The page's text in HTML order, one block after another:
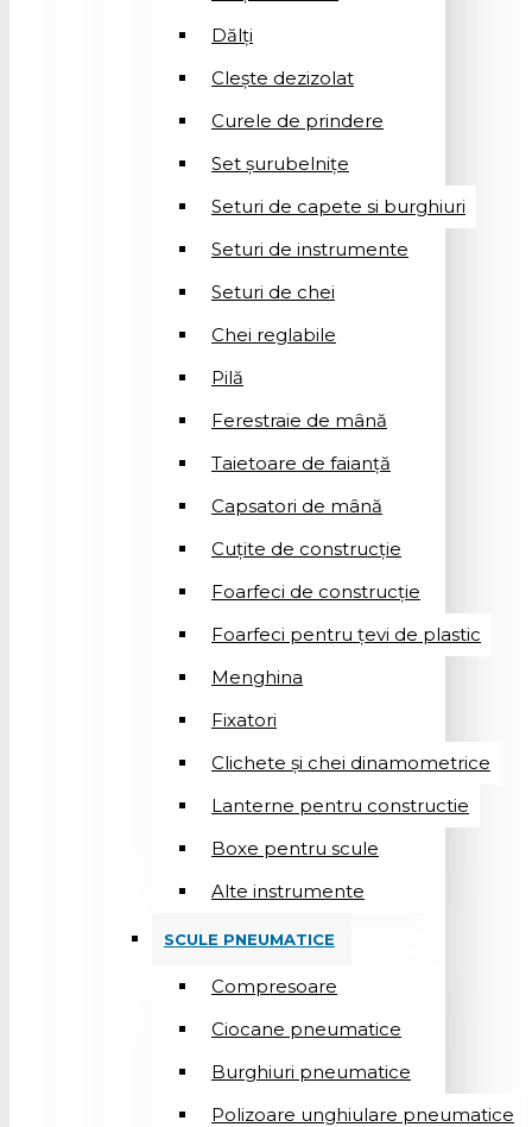
Dălți
Clește dezizolat
Curele de prindere
Set șurubelnițe
Seturi de capete si burghiuri
Seturi de instrumente
Seturi de chei
Chei reglabile
Pilă
Ferestraie de mână
Taietoare de faianță
Capsatori de mână
Cuțite de construcție
Foarfeci de construcție
Foarfeci pentru țevi de plastic
Menghina
Fixatori
Clichete și chei dinamometrice
Lanterne pentru constructie
Boxe pentru scule
Alte instrumente
SCULE PNEUMATICE
Compresoare
Ciocane pneumatice
Burghiuri pneumatice
Polizoare unghiulare pneumatice